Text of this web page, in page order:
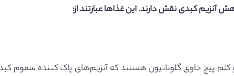
آنزیم کبدی نقش دارند. این غذاها عبارتند از:
پیچ حاوی گلوتاتیون هستند که آنزیم‌های پاک کننده سموم کبد